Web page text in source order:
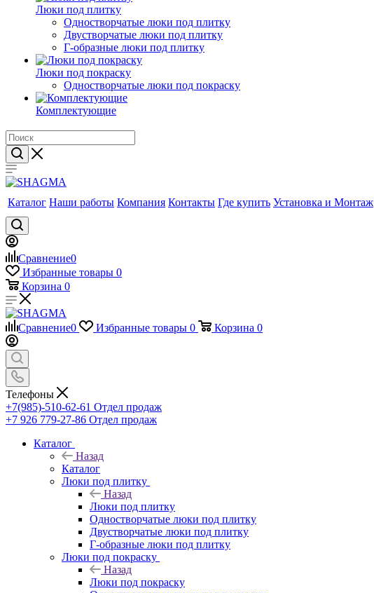
Люки под плитку
Одностворчатые люки под плитку
Двустворчатые люки под плитку
Г-образные люки под плитку
Люки под покраску
Одностворчатые люки под покраску
Комплектующие
Каталог Наши работы Компания Контакты Где купить Установка и Монтаж
Сравнение0
Избранные товары 0
Корзина 0
Сравнение0 Избранные товары 0 Корзина 0
Телефоны
+7(985)-510-62-61 Отдел продаж
‪+7 926 779-27-86‬ Отдел продаж
Каталог
Назад
Каталог
Люки под плитку
Назад
Люки под плитку
Одностворчатые люки под плитку
Двустворчатые люки под плитку
Г-образные люки под плитку
Люки под покраску
Назад
Люки под покраску